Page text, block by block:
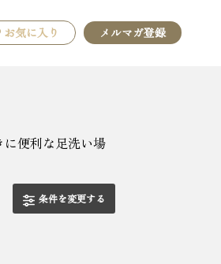
お気に入り メルマガ登録
便利な足洗い場
条件を変更する